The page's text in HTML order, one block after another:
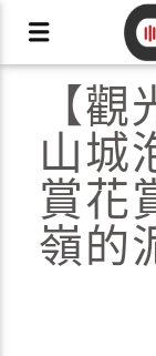
【
山城
賞花
嶺的